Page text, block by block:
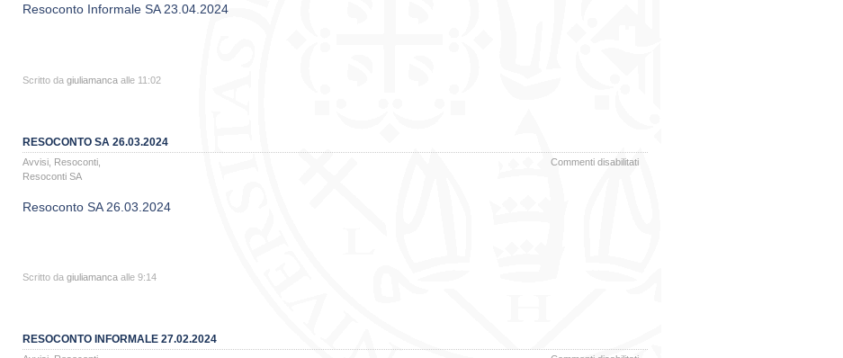
Resoconto Informale SA 23.04.2024
Scritto da giuliamanca alle 11:02
RESOCONTO SA 26.03.2024
Avvisi Resoconti
Resoconti SA
Commenti disabilitatisu
Resoconto SA 26.03.2024
Scritto da giuliamanca alle 9:14
RESOCONTO INFORMALE 27.02.2024